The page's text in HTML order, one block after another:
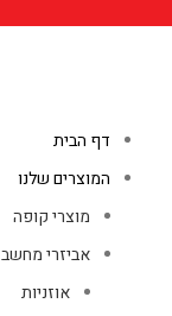
דף הבית
המוצרים שלנו
מוצרי קופה
אביזרי מחשב
אוזניות